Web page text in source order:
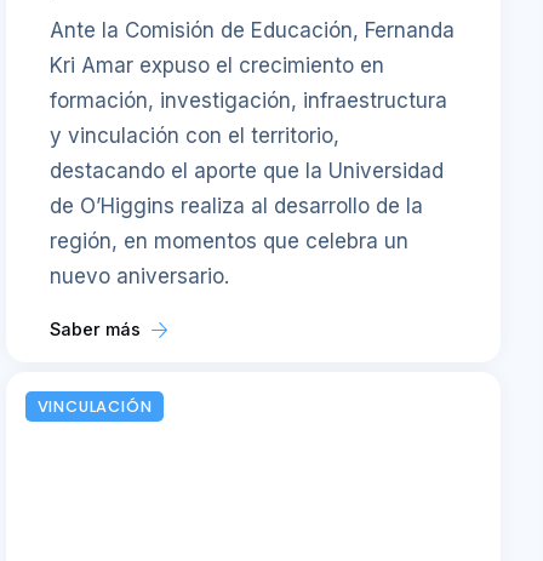
Ante la Comisión de Educación, Fernanda
Kri Amar expuso el crecimiento en
formación, investigación, infraestructura
y vinculación con el territorio,
destacando el aporte que la Universidad
de O’Higgins realiza al desarrollo de la
región, en momentos que celebra un
nuevo aniversario.
Saber más
VINCULACIÓN